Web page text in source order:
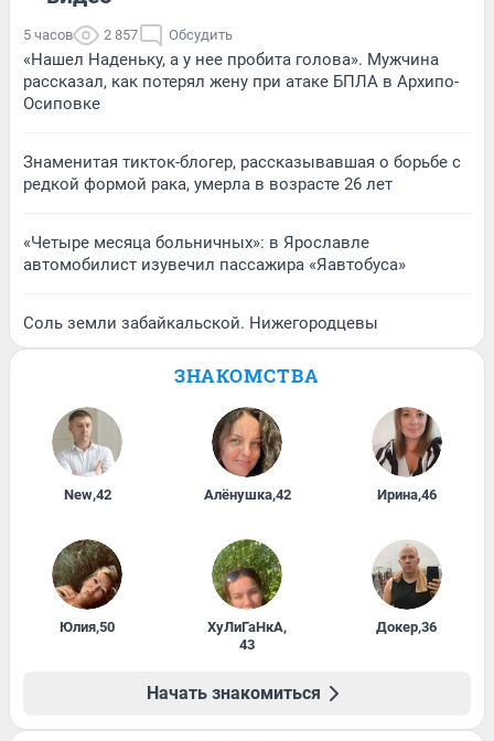
5 часов 2 857 Обсудить
«Нашел Наденьку, а у нее пробита голова». Мужчина
рассказал, как потерял жену при атаке БПЛА в Архипо-
Осиповке
Знаменитая тикток-блогер, рассказывавшая о борьбе с
редкой формой рака, умерла в возрасте 26 лет
«Четыре месяца больничных»: в Ярославле
автомобилист изувечил пассажира «Яавтобуса»
Соль земли забайкальской. Нижегородцевы
ЗНАКОМСТВА
New,42 Алёнушка,42 Ирина,46
Юлия,50 ХуЛиГаНкА,
43
Докер,36
Начать знакомиться